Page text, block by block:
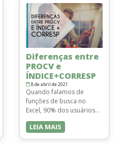
Diferenças entre
PROCV e
ÍNDICE+CORRESP
8 de abril de 2021
Quando falamos de
funções de busca no
Excel, 90% dos usuários
estão acostumados com
o velho Procv, porém,
seria ele sempre a melhor
LEIA MAIS